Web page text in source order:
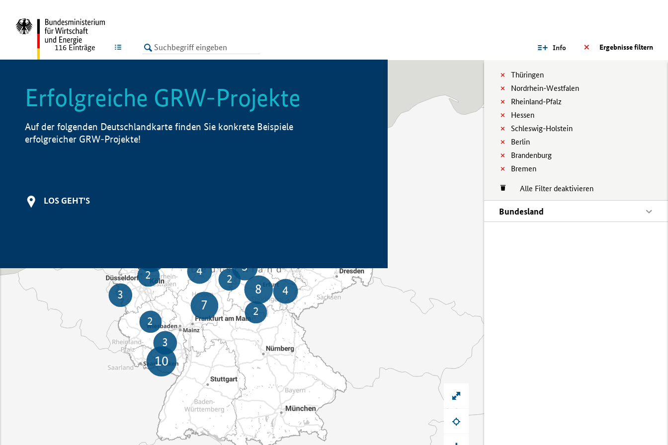
LISTE Ergebnisse filtern
Info
Thüringen
Nordrhein-Westfalen
Rheinland-Pfalz
Hessen
Schleswig-Holstein
Berlin
Brandenburg
Bremen
Alle Filter deaktivieren
Bundesland
116 Einträge
Erfolgreiche GRW-Projekte
Auf der folgenden Deutschlandkarte finden Sie konkrete Beispiele
erfolgreicher GRW-Projekte!
LOS GEHT'S